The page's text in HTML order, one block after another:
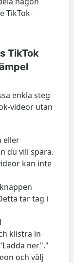
TikTok-
TikTok
enkla steg
videor utan
eller
du vill spara.
kan inte
tar tag i
klistra in
ner"."
och välj